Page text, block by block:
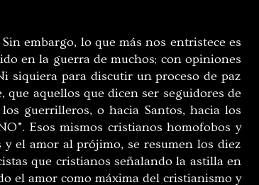
embargo, lo que más nos entristece es
en la guerra de muchos; con opiniones
siquiera para discutir un proceso de paz
aquellos que dicen ser seguidores de
guerrilleros, o hacia Santos, hacia los
Esos mismos cristianos homofobos y
el amor al prójimo, se resumen los diez
que cristianos señalando la astilla en
el amor como máxima del cristianismo y